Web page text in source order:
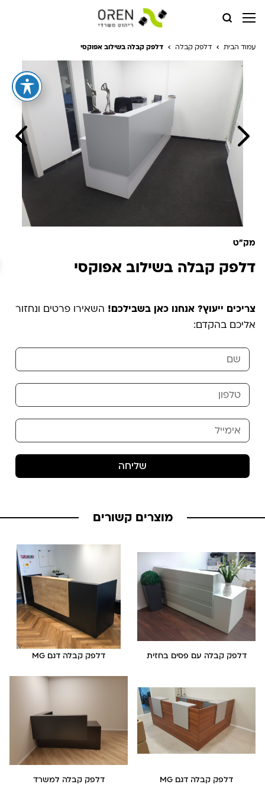
עמוד הבית דלפק קבלה דלפק קבלה בשילוב אפוקסי
מק"ט
דלפק קבלה בשילוב אפוקסי
צריכים ייעוץ? אנחנו כאן בשבילכם! השאירו פרטים ונחזור
אליכם בהקדם:
שליחה
מוצרים קשורים
דלפק קבלה עם פסים בחזית דלפק קבלה דגם MG
דלפק קבלה דגם MG דלפק קבלה למשרד